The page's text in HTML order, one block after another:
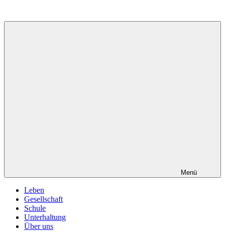
Menü
Leben
Gesellschaft
Schule
Unterhaltung
Über uns